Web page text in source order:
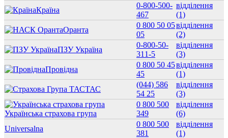
Країна
0-800-500-
467
відділення
(1)
Оранта
0 800 50 05
05
відділення
(2)
ПЗУ Україна
​​​​​​​0-800-50-
311-5
відділення
(3)
Провідна
0 800 50 45
45
відділення
(1)
ТАС
(044) 586
54 25
відділення
(3)
Українська страхова група
0 800 500
349
відділення
(6)
Universalna
0 800 500
381
відділення
(1)